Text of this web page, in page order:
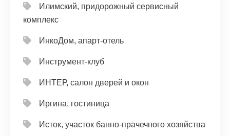
Илимский, придорожный сервисный
комплекс
ИнкоДом, апарт-отель
Инструмент-клуб
ИНТЕР, салон дверей и окон
Иргина, гостиница
Исток, участок банно-прачечного хозяйства